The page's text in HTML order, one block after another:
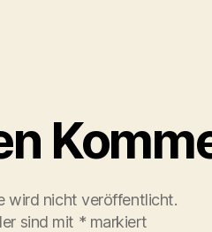
wird nicht veröffentlicht.
sind mit * markiert